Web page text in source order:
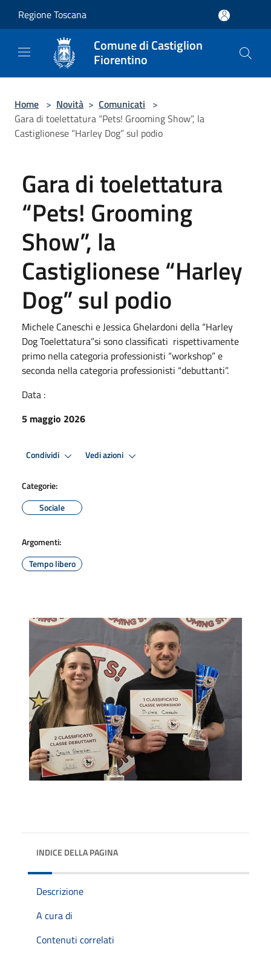
Regione Toscana
Comune di Castiglion
Fiorentino
Home > Novità > Comunicati >
Gara di toelettatura “Pets! Grooming Show”, la
Castiglionese “Harley Dog” sul podio
Gara di toelettatura
“Pets! Grooming
Show”, la
Castiglionese “Harley
Dog” sul podio
Michele Caneschi e Jessica Ghelardoni della “Harley
Dog Toelettatura”si sono classificati rispettivamente
primo nella categoria professionisti “workshop” e
seconda nella categoria professionisti “debuttanti”.
Data :
5 maggio 2026
Condividi Vedi azioni
Categorie:
Sociale
Argomenti:
Tempo libero
INDICE DELLA PAGINA
Descrizione
A cura di
Contenuti correlati